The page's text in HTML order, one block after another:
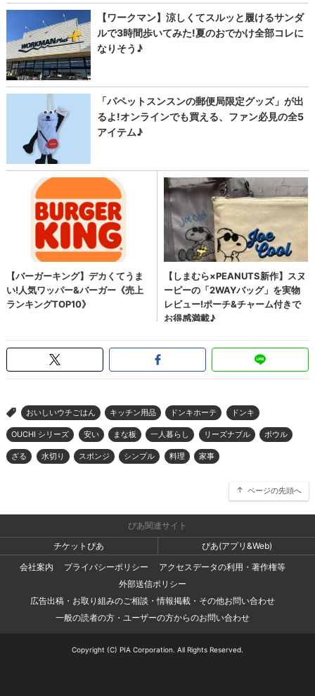
> おいしいウチごはん キッチン用品 ドンキホーテ ドンキ
OUCHI シリーズ 安い まな板 一人暮らし リーズナブル ボウル
ざる 水切り スポンジ シンプル 料理 家事
ページの先頭へ
ぴあ関連サイト
チケットぴあ
ぴあ(アプリ&Web)
会社案内
プライバシーポリシー
アクセスデータの利用・著作権等
外部送信ポリシー
広告出稿・お取り組みのご相談・情報掲載・その他お問い合わせ
一般の読者の方・ユーザーの方からのお問い合わせ
Copyright (C) PIA Corporation. All Rights Reserved.